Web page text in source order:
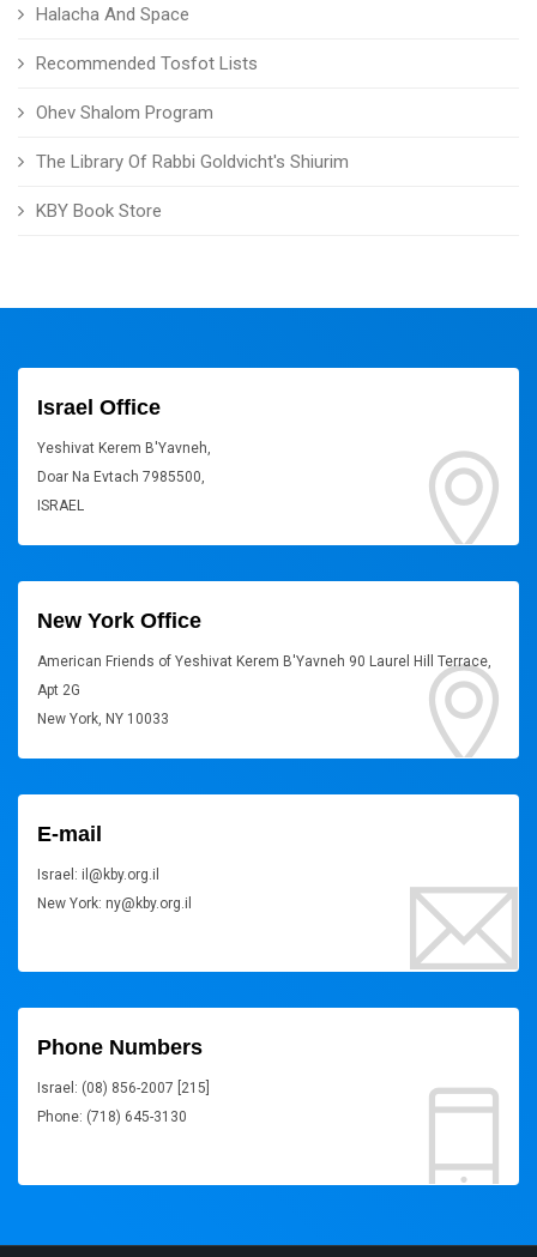
Halacha And Space
Recommended Tosfot Lists
Ohev Shalom Program
The Library Of Rabbi Goldvicht's Shiurim
KBY Book Store
Israel Office
Yeshivat Kerem B'Yavneh,
Doar Na Evtach 7985500,
ISRAEL
New York Office
American Friends of Yeshivat Kerem B'Yavneh 90 Laurel Hill Terrace,
Apt 2G
New York, NY 10033
E-mail
Israel: il@kby.org.il
New York: ny@kby.org.il
Phone Numbers
Israel: (08) 856-2007 [215]
Phone: (718) 645-3130